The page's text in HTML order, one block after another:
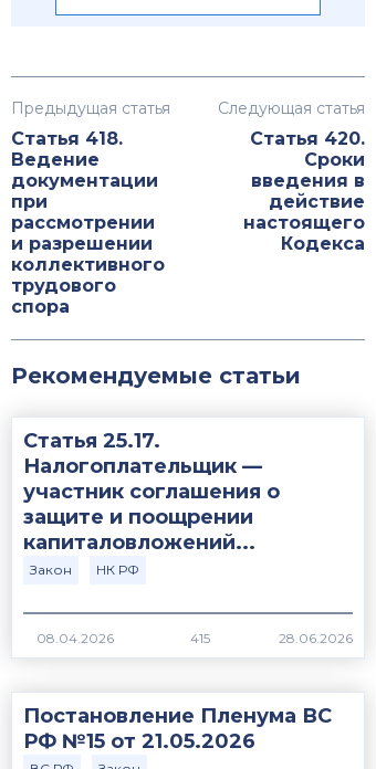
Предыдущая статья
Статья 418.
Ведение
документации
при
рассмотрении
и разрешении
коллективного
трудового
спора
Следующая статья
Статья 420.
Сроки
введения в
действие
настоящего
Кодекса
Рекомендуемые статьи
Статья 25.17.
Налогоплательщик —
участник соглашения о
защите и поощрении
капиталовложений...
Закон НК РФ
415
Постановление Пленума ВС
РФ №15 от 21.05.2026